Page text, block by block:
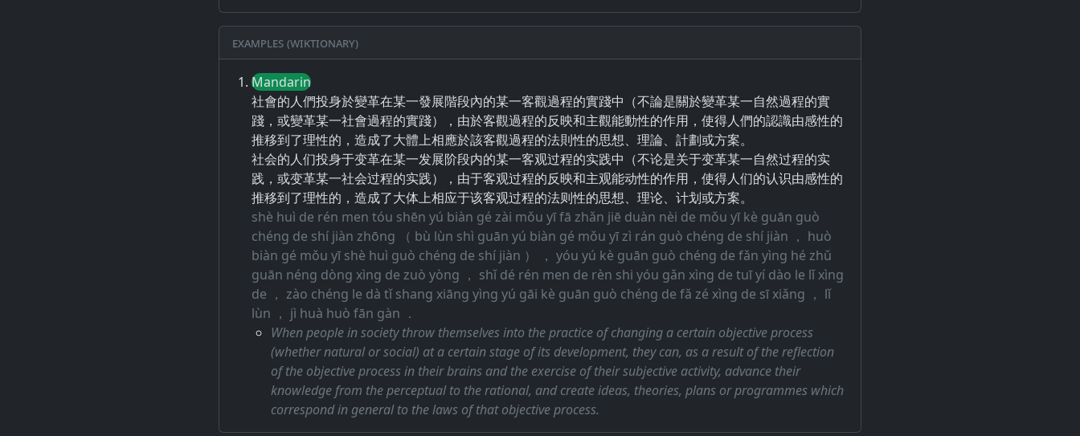
Examples (Wiktionary)
Mandarin
社會的人們投身於變革在某一發展階段內的某一客觀過程的實踐中（不論是關於變革某一自然過程的實
踐，或變革某一社會過程的實踐），由於客觀過程的反映和主觀能動性的作用，使得人們的認識由感性的
推移到了理性的，造成了大體上相應於該客觀過程的法則性的思想、理論、計劃或方案。
社会的人们投身于变革在某一发展阶段内的某一客观过程的实践中（不论是关于变革某一自然过程的实
践，或变革某一社会过程的实践），由于客观过程的反映和主观能动性的作用，使得人们的认识由感性的
推移到了理性的，造成了大体上相应于该客观过程的法则性的思想、理论、计划或方案。
shè huì de rén men tóu shēn yú biàn gé zài mǒu yī fā zhǎn jiē duàn nèi de mǒu yī kè guān guò
chéng de shí jiàn zhōng （ bù lùn shì guān yú biàn gé mǒu yī zì rán guò chéng de shí jiàn ， huò
biàn gé mǒu yī shè huì guò chéng de shí jiàn ） ， yóu yú kè guān guò chéng de fǎn yìng hé zhǔ
guān néng dòng xìng de zuò yòng ， shǐ dé rén men de rèn shi yóu gǎn xìng de tuī yí dào le lǐ xìng
de ， zào chéng le dà tǐ shang xiāng yìng yú gāi kè guān guò chéng de fǎ zé xìng de sī xiǎng ， lǐ
lùn ， jì huà huò fān gàn ．
When people in society throw themselves into the practice of changing a certain objective process
(whether natural or social) at a certain stage of its development, they can, as a result of the reflection
of the objective process in their brains and the exercise of their subjective activity, advance their
knowledge from the perceptual to the rational, and create ideas, theories, plans or programmes which
correspond in general to the laws of that objective process.